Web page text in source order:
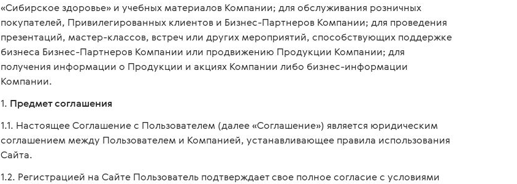
«Сибирское здоровье» и учебных материалов Компании; для обслуживания розничных
покупателей, Привилегированных клиентов и Бизнес-Партнеров Компании; для проведения
презентаций, мастер-классов, встреч или других мероприятий, способствующих поддержке
бизнеса Бизнес-Партнеров Компании или продвижению Продукции Компании; для
получения информации о Продукции и акциях Компании либо бизнес-информации
Компании.
Предмет соглашения
Настоящее Соглашение с Пользователем (далее «Соглашение») является юридическим
соглашением между Пользователем и Компанией, устанавливающее правила использования
Сайта.
Регистрацией на Сайте Пользователь подтверждает свое полное согласие с условиями